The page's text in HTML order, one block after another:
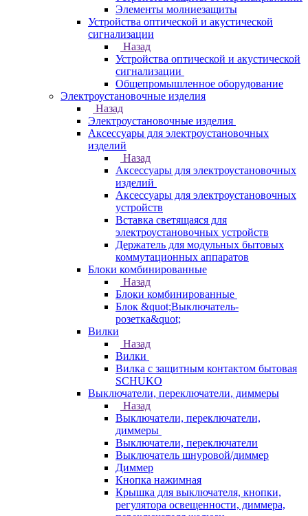
Элементы молниезащиты
Устройства оптической и акустической
сигнализации
Назад
Устройства оптической и акустической
сигнализации
Общепромышленное оборудование
Электроустановочные изделия
Назад
Электроустановочные изделия
Аксессуары для электроустановочных
изделий
Назад
Аксессуары для электроустановочных
изделий
Аксессуары для электроустановочных
устройств
Вставка светящаяся для
электроустановочных устройств
Держатель для модульных бытовых
коммутационных аппаратов
Блоки комбинированные
Назад
Блоки комбинированные
Блок &quot;Выключатель-
розетка&quot;
Вилки
Назад
Вилки
Вилка с защитным контактом бытовая
SCHUKO
Выключатели, переключатели, диммеры
Назад
Выключатели, переключатели,
диммеры
Выключатели, переключатели
Выключатель шнуровой/диммер
Диммер
Кнопка нажимная
Крышка для выключателя, кнопки,
регулятора освещенности, диммера,